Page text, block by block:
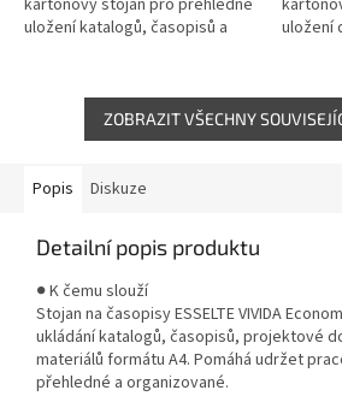
uložení katalogů, časopisů a
uložení
ZOBRAZIT VŠECHNY
Popis Diskuze
Detailní popis produktu
● K čemu slouží
Stojan na časopisy ESSELTE VIVIDA
ukládání katalogů, časopisů, projektové
materiálů formátu A4. Pomáhá udržet
přehledné a organizované.